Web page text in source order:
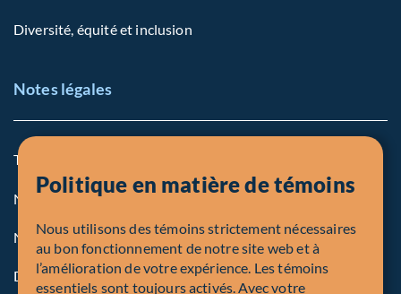
Diversité, équité et inclusion
Notes légales
Termes et conditions
Notre politique sur les témoins
Note légale aux personnes des États-Unis
Dénonciation
Politique en matière de témoins
Nous utilisons des témoins strictement nécessaires
au bon fonctionnement de notre site web et à
l’amélioration de votre expérience. Les témoins
essentiels sont toujours activés. Avec votre